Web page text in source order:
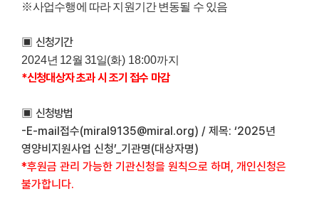
※사업수행에 따라 지원기간 변동될 수 있음
▣ 신청기간
2024년 12월 31일(화) 18:00까지
*신청대상자초과 시 조기 접수 마감
▣ 신청방법
-E-mail접수(miral9135@miral.org) / 제목: ‘2025년
영양비지원사업 신청’_기관명(대상자명)
*후원금 관리 가능한 기관신청을 원칙으로 하며 , 개인신청은
불가합니다.